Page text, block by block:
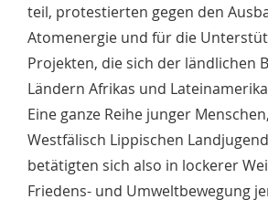
teil, protestierten gegen den
Atomenergie und für die
Projekten, die sich der ländlichen
Ländern Afrikas und
Eine ganze Reihe junger
Westfälisch Lippischen
betätigten sich also in lockerer
Friedens- und Umweltbewegung